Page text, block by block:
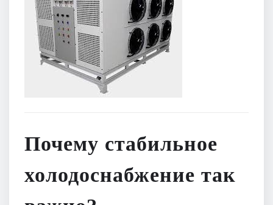
Почему стабильное
холодоснабжение так